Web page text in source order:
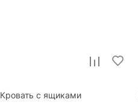
Кровать с ящиками